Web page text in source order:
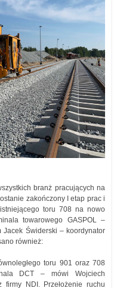
branż pracujących na
zakończony I etap prac i
toru 708 na nowo
towarowego GASPOL –
Jacek Świderski – koordynator
również:
toru 901 oraz 708
DCT – mówi Wojciech
NDI. Przełożenie ruchu